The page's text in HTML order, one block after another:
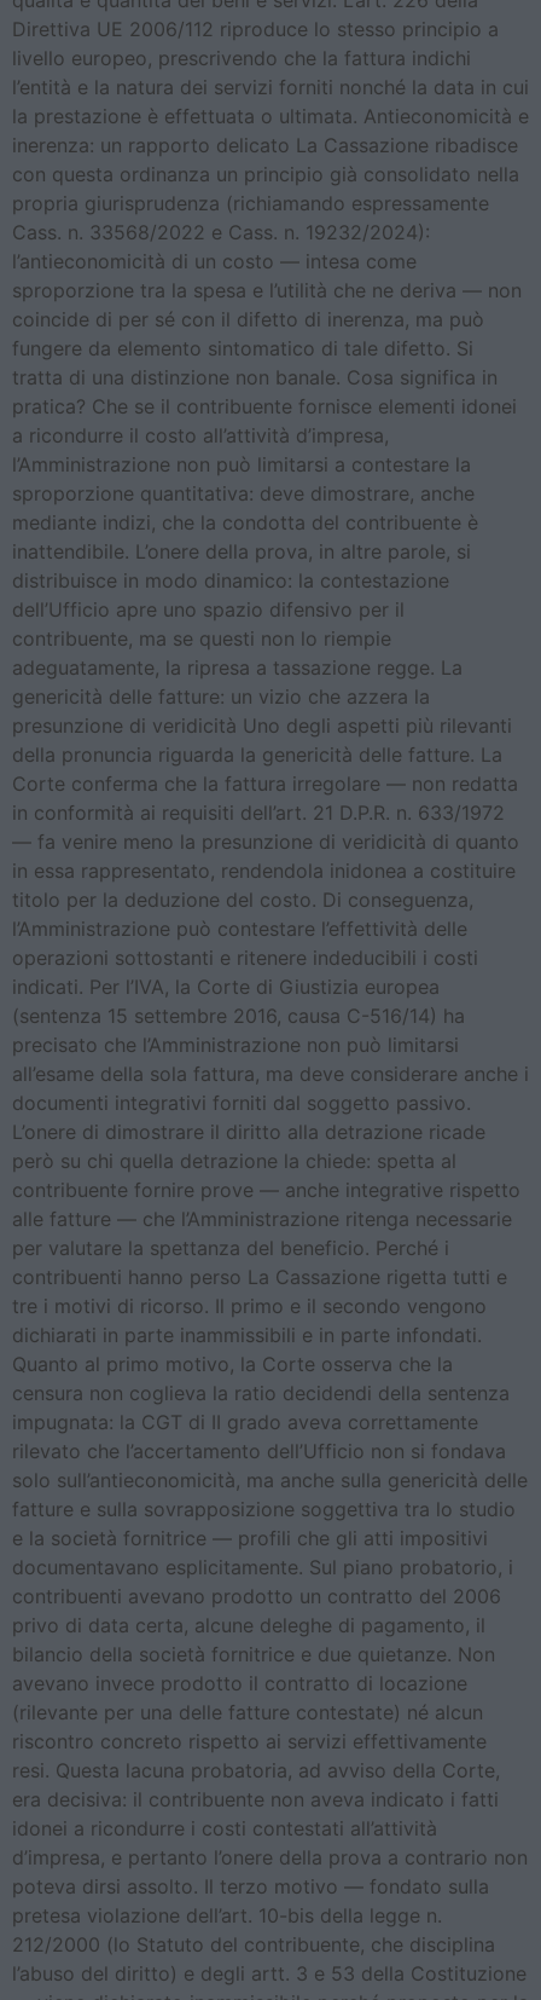
Direttiva UE 2006/112 riproduce lo stesso principio a
livello europeo, prescrivendo che la fattura indichi
l’entità e la natura dei servizi forniti nonché la data in cui
la prestazione è effettuata o ultimata. Antieconomicità e
inerenza: un rapporto delicato La Cassazione ribadisce
con questa ordinanza un principio già consolidato nella
propria giurisprudenza (richiamando espressamente
Cass. n. 33568/2022 e Cass. n. 19232/2024):
l’antieconomicità di un costo — intesa come
sproporzione tra la spesa e l’utilità che ne deriva — non
coincide di per sé con il difetto di inerenza, ma può
fungere da elemento sintomatico di tale difetto. Si
tratta di una distinzione non banale. Cosa significa in
pratica? Che se il contribuente fornisce elementi idonei
a ricondurre il costo all’attività d’impresa,
l’Amministrazione non può limitarsi a contestare la
sproporzione quantitativa: deve dimostrare, anche
mediante indizi, che la condotta del contribuente è
inattendibile. L’onere della prova, in altre parole, si
distribuisce in modo dinamico: la contestazione
dell’Ufficio apre uno spazio difensivo per il
contribuente, ma se questi non lo riempie
adeguatamente, la ripresa a tassazione regge. La
genericità delle fatture: un vizio che azzera la
presunzione di veridicità Uno degli aspetti più rilevanti
della pronuncia riguarda la genericità delle fatture. La
Corte conferma che la fattura irregolare — non redatta
in conformità ai requisiti dell’art. 21 D.P.R. n. 633/1972
— fa venire meno la presunzione di veridicità di quanto
in essa rappresentato, rendendola inidonea a costituire
titolo per la deduzione del costo. Di conseguenza,
l’Amministrazione può contestare l’effettività delle
operazioni sottostanti e ritenere indeducibili i costi
indicati. Per l’IVA, la Corte di Giustizia europea
(sentenza 15 settembre 2016, causa C-516/14) ha
precisato che l’Amministrazione non può limitarsi
all’esame della sola fattura, ma deve considerare anche i
documenti integrativi forniti dal soggetto passivo.
L’onere di dimostrare il diritto alla detrazione ricade
però su chi quella detrazione la chiede: spetta al
contribuente fornire prove — anche integrative rispetto
alle fatture — che l’Amministrazione ritenga necessarie
per valutare la spettanza del beneficio. Perché i
contribuenti hanno perso La Cassazione rigetta tutti e
tre i motivi di ricorso. Il primo e il secondo vengono
dichiarati in parte inammissibili e in parte infondati.
Quanto al primo motivo, la Corte osserva che la
censura non coglieva la ratio decidendi della sentenza
impugnata: la CGT di II grado aveva correttamente
rilevato che l’accertamento dell’Ufficio non si fondava
solo sull’antieconomicità, ma anche sulla genericità delle
fatture e sulla sovrapposizione soggettiva tra lo studio
e la società fornitrice — profili che gli atti impositivi
documentavano esplicitamente. Sul piano probatorio, i
contribuenti avevano prodotto un contratto del 2006
privo di data certa, alcune deleghe di pagamento, il
bilancio della società fornitrice e due quietanze. Non
avevano invece prodotto il contratto di locazione
(rilevante per una delle fatture contestate) né alcun
riscontro concreto rispetto ai servizi effettivamente
resi. Questa lacuna probatoria, ad avviso della Corte,
era decisiva: il contribuente non aveva indicato i fatti
idonei a ricondurre i costi contestati all’attività
d’impresa, e pertanto l’onere della prova a contrario non
poteva dirsi assolto. Il terzo motivo — fondato sulla
pretesa violazione dell’art. 10-bis della legge n.
212/2000 (lo Statuto del contribuente, che disciplina
l’abuso del diritto) e degli artt. 3 e 53 della Costituzione